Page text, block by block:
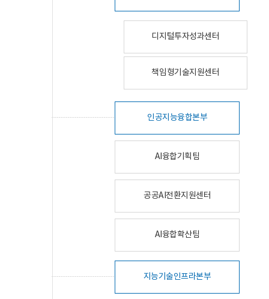
디지털투자성과센터
책임형기술지원센터
인공지능융합본부
AI융합기획팀
공공AI전환지원센터
AI융합확산팀
지능기술인프라본부